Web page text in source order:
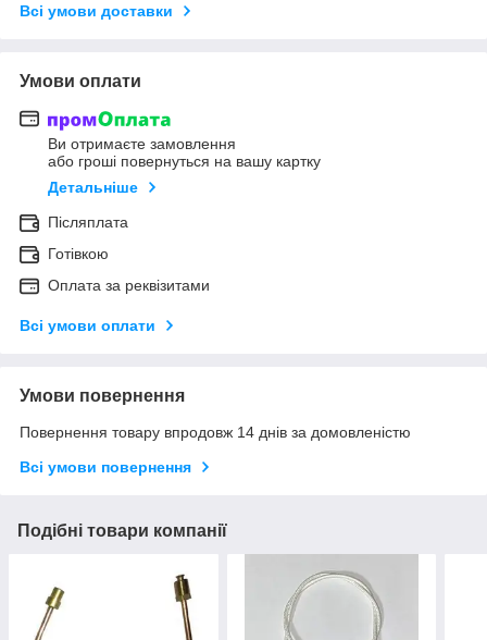
Всі умови доставки
Умови оплати
Ви отримаєте замовлення
або гроші повернуться на вашу картку
Детальніше
Післяплата
Готівкою
Оплата за реквізитами
Всі умови оплати
Умови повернення
Повернення товару впродовж 14 днів за домовленістю
Всі умови повернення
Подібні товари компанії